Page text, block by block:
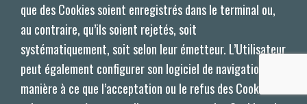
que des Cookies soient enregistrés dans le terminal ou,
au contraire, qu’ils soient rejetés, soit
systématiquement, soit selon leur émetteur. L’Utilisateur
peut également configurer son logiciel de navigation de
manière à ce que l’acceptation ou le refus des Cookies lui